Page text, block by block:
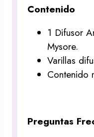
Contenido
1 Difusor
Mysore.
Varillas
Contenido
Preguntas